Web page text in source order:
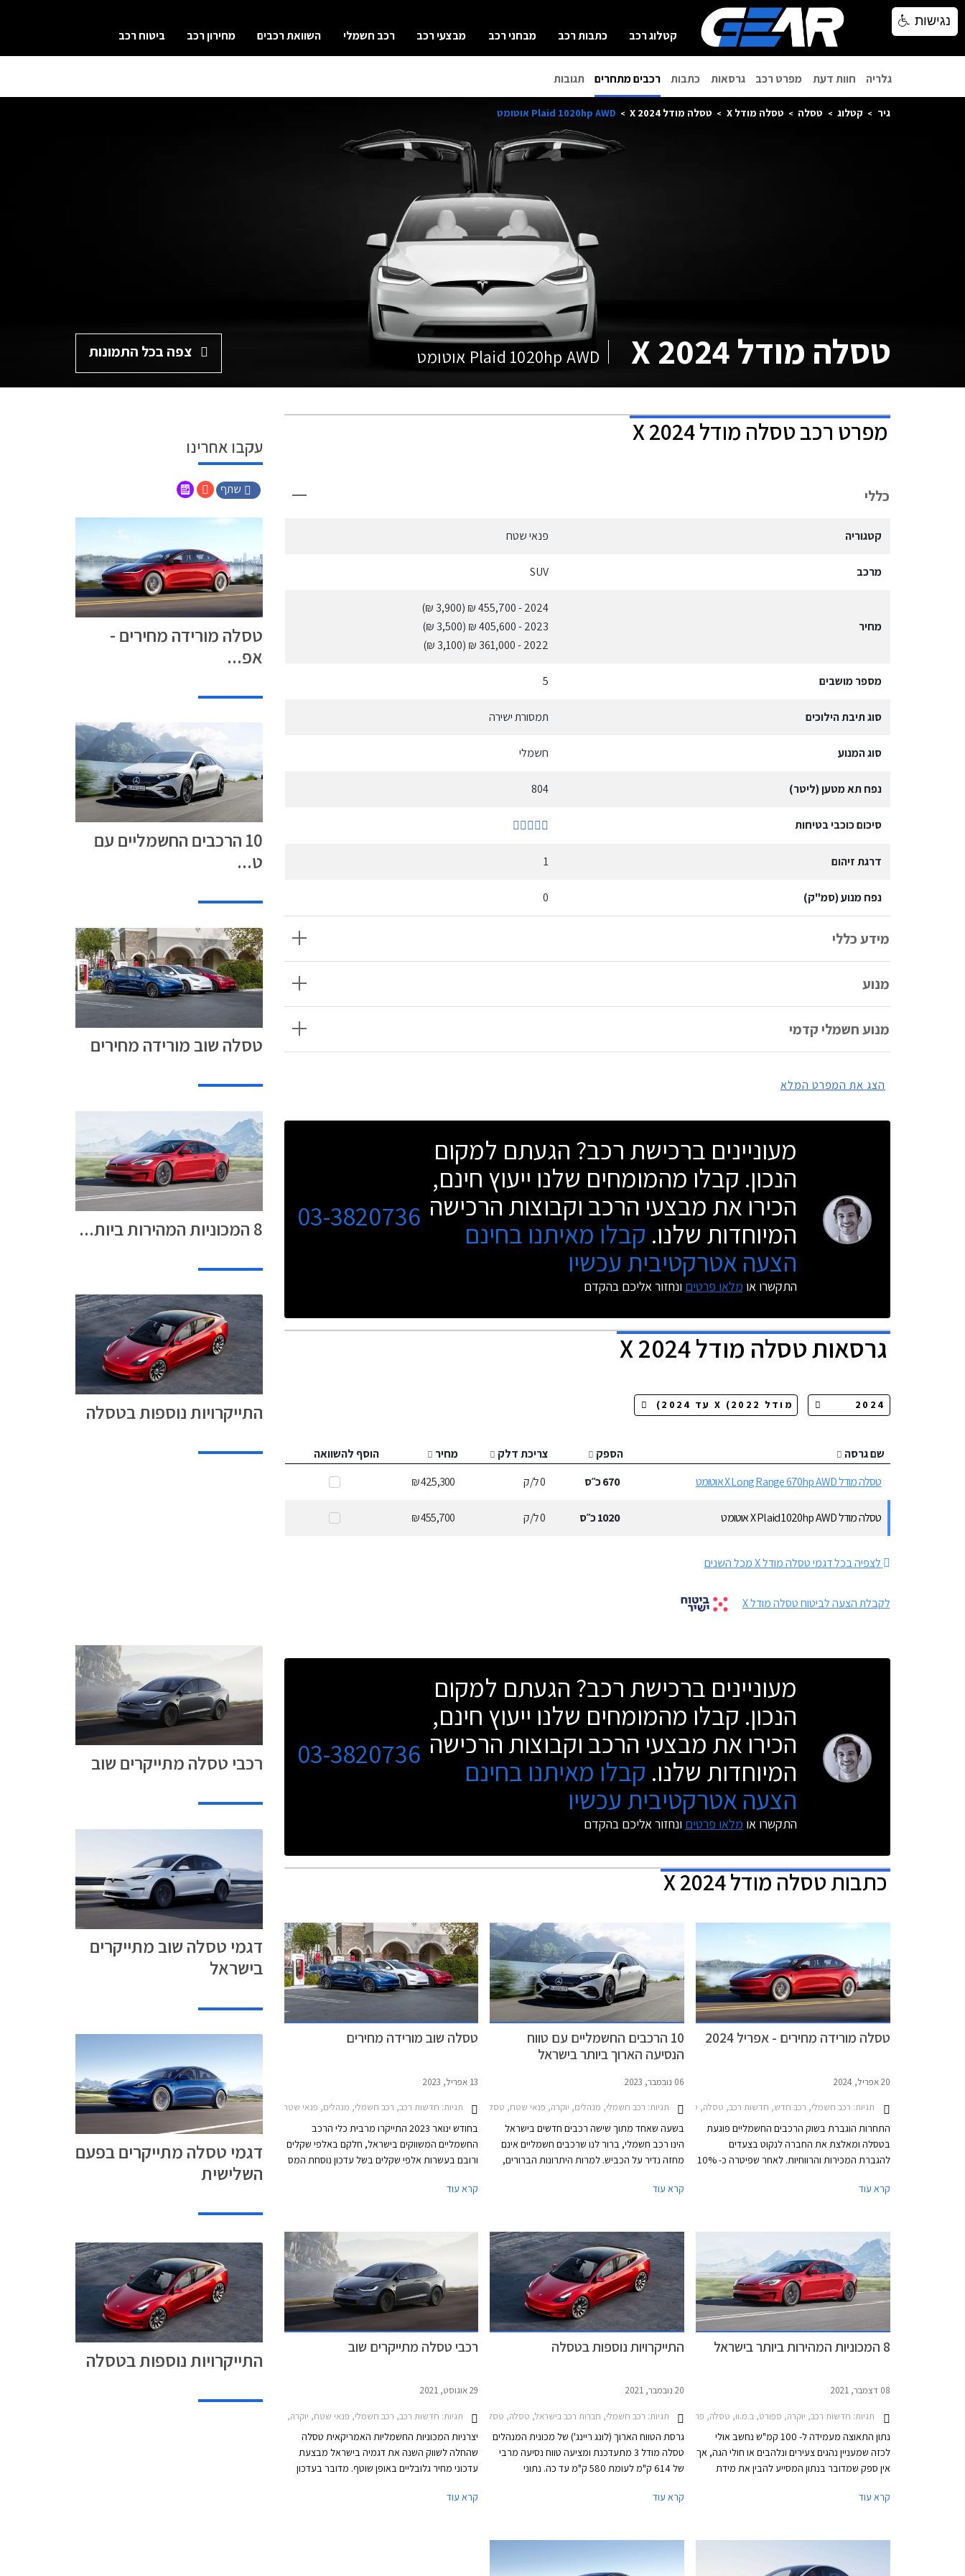
קטלוג רכב כתבות רכב מבחני רכב מבצעי רכב רכב חשמלי השוואת רכבים מחירון רכב ביטוח רכב
גלריה חוות דעת מפרט רכב גרסאות כתבות רכבים מתחרים תגובות
גיר קטלוג טסלה טסלה מודל X טסלה מודל X 2024 Plaid 1020hp AWD אוטומט
טסלה מודל X 2024 Plaid 1020hp AWD אוטומט צפה בכל התמונות
מפרט רכבטסלה מודל X 2024
כללי
קטגוריה פנאי שטח
מרכב SUV
מחיר
2024
- 455,700 ₪
(3,900 ₪)
2023
- 405,600 ₪
(3,500 ₪)
2022
- 361,000 ₪
(3,100 ₪)
מספר מושבים 5
סוג תיבת הילוכים תמסורת ישירה
סוג המנוע חשמלי
נפח תא מטען (ליטר) 804
סיכום כוכבי בטיחות
דרגת זיהום 1
נפח מנוע (סמ"ק) 0
מידע כללי
מנוע
מנוע חשמלי קדמי
הצג את המפרט המלא
מעוניינים ברכישת רכב? הגעתם למקום
הנכון. קבלו מהמומחים שלנו ייעוץ חינם,
הכירו את מבצעי הרכב וקבוצות הרכישה
המיוחדות שלנו. קבלו מאיתנו בחינם
הצעה אטרקטיבית עכשיו
התקשרו או מלאו פרטים ונחזור אליכם בהקדם
03-3820736
גרסאותטסלה מודל X 2024
שם גרסה הספק צריכת דלק מחיר
הוסף להשוואה
טסלה מודל X Long Range 670hp AWD אוטומט
670כ״ס 0ל/ק 425,300 ₪
טסלה מודל X Plaid 1020hp AWD אוטומט 1020כ״ס 0ל/ק 455,700 ₪
לצפיה בכל דגמי טסלה מודל X מכל השנים
לקבלת הצעה לביטוח טסלה מודל X
עקבו אחרינו
שתף
טסלה מורידה מחירים -
אפ...
10 הרכבים החשמליים עם
ט...
טסלה שוב מורידה מחירים
8 המכוניות המהירות ביות...
התייקרויות נוספות בטסלה
מעוניינים ברכישת רכב? הגעתם למקום
הנכון. קבלו מהמומחים שלנו ייעוץ חינם,
הכירו את מבצעי הרכב וקבוצות הרכישה
המיוחדות שלנו. קבלו מאיתנו בחינם
הצעה אטרקטיבית עכשיו
התקשרו או מלאו פרטים ונחזור אליכם בהקדם
03-3820736
כתבותטסלה מודל X 2024
טסלה מורידה מחירים - אפריל 2024
20 אפריל, 2024
תגיות: רכב חשמלי, רכב חדש, חדשות רכב, טסלה, טסלה מודל X 2022-2024, טסלה מודל 3 2023-2026, טסלה מודל S 2022-2024, מחירון רכברכב חשמלי
התחרות הוגברת בשוק הרכבים החשמליים פוגעת
בטסלה ומאלצת את החברה לנקוט בצעדים
להגברת המכירות והרווחיות. לאחר שפיטרה כ- 10%
קרא עוד
10 הרכבים החשמליים עם טווח
הנסיעה הארוך ביותר בישראל
06 נובמבר, 2023
תגיות: רכב חשמלי, מנהלים, יוקרה, פנאי שטח, טסלה, יונדאי, מרצדס, ניו, וולוו, ב.מ.וו, טסלה מודל X 2022-2024, ב.מ.וו iX 2022-2025, ב.מ.וו סדרה 7 2022-2026, וולוו EC40 2022-2026, טסלה מודל 3 2023-2026, טסלה מודל S 2022-2024, יונדאי איוניק 6 2023-2025, מרצדס EQE 2022-2026, מרצדס EQS 2021-2024, ניו ET5 2023-2026, ניו ET7 2023-2024רכב חשמלי
בשעה שאחד מתוך שישה רכבים חדשים בישראל
הינו רכב חשמלי, ברור לנו שרכבים חשמליים אינם
מחזה נדיר על הכביש. למרות היתרונות הברורים,
חרדת הטווח בה קיים החשש שהרכב לא יגיע ליעדו
ניתן לתדלק במהירות ובקלות לפי הצורך בכל תחנת
דלק, התנהלות עם רכב חשמלי דורשת תכנון
והקפדה על טעינת הסוללה.
קרא עוד
טסלה שוב מורידה מחירים
13 אפריל, 2023
תגיות: חדשות רכב, רכב חשמלי, מנהלים, פנאי שטח, יוקרה, טסלה, טסלה מודל X 2022-2024, טסלה מודל 3 2021-2023, טסלה מודל S 2022-2024טסלה מודל Y 2022-2024
בחודש ינואר 2023 התייקרו מרבית כלי הרכב
החשמליים המשווקים בישראל, חלקם באלפי שקלים
ורובם בעשרות אלפי שקלים בשל עדכון נוסחת המס
השיווק בישראל התייקרה טסלה מודל 3 בלמעלה מ-
קרא עוד
8 המכוניות המהירות ביותר בישראל
08 דצמבר, 2021
תגיות: חדשות רכב, יוקרה, ספורט, ב.מ.וו, טסלה, פרארי, פורשה, ניסאן, טסלה מודל X 2022-2024טסלה מודל S 2022-2024
נתון התאוצה מעמידה ל- 100 קמ"ש נחשב אולי
לכזה שמעניין נהגים צעירים ונלהבים או חולי הגה, אך
אין ספק שמדובר בנתון המסייע להבין את מידת
בקצב התנועה או להשלים בבטחה עקיפה. בימינו
ריכזנו עבורכם את רשימת הרכבים הסדרתיים
קרא עוד
התייקרויות נוספות בטסלה
20 נובמבר, 2021
תגיות: רכב חשמלי, חברות רכב בישראל, טסלה, טסלה מודל X 2022-2024, טסלה מודל 3 2021-2023, טסלה מודל S 2022-2024מחירון רכב
גרסת הטווח הארוך (לונג ריינג') של מכונית המנהלים
טסלה מודל 3 מתעדכנת ומציעה טווח נסיעה מרבי
של 614 ק"מ לעומת 580 ק"מ עד כה. נתוני
קרא עוד
רכבי טסלה מתייקרים שוב
29 אוגוסט, 2021
תגיות: חדשות רכב, רכב חשמלי, פנאי שטח, יוקרה, טסלה, טסלה מודל X 2022-2024טסלה מודל S 2022-2024
יצרניות המכוניות החשמליות האמריקאית טסלה
שהחלה לשווק השנה את דגמיה בישראל מבצעת
עדכוני מחיר גלובליים באופן שוטף. מדובר בעדכון
בישראל, המגיע קצת יותר מחודש לאחר עדכון
קרא עוד
רכבי טסלה מתייקרים שוב
דגמי טסלה שוב מתייקרים
בישראל
דגמי טסלה מתייקרים בפעם
השלישית
התייקרויות נוספות בטסלה
נגישות
נגישות